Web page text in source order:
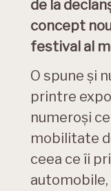
de la
concept
festival al
O spune și
printre
numeroși
mobilitate
ceea ce îi